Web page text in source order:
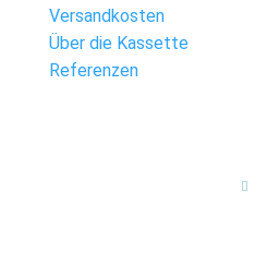
Versandkosten
Über die Kassette
Referenzen
